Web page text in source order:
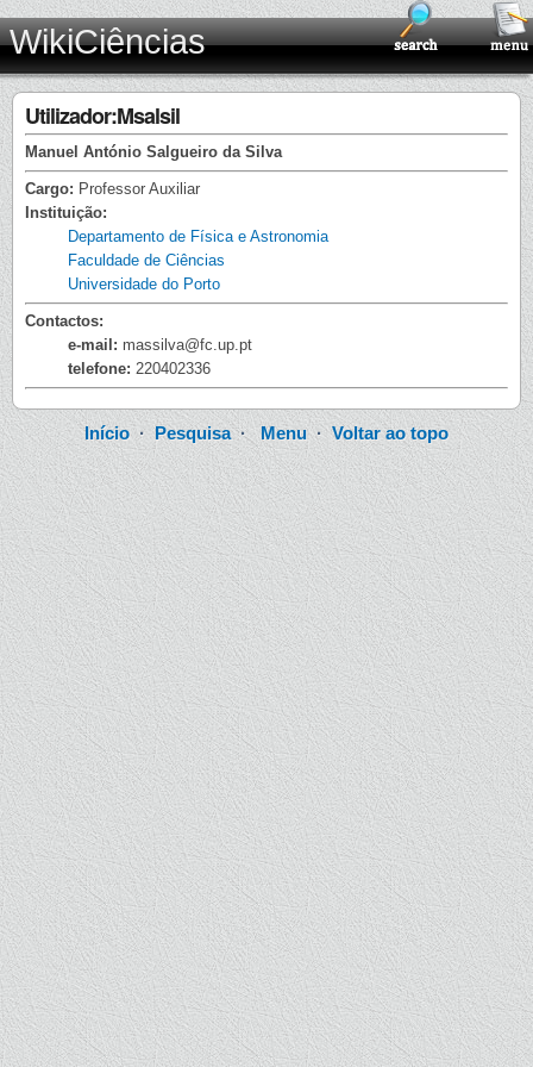
WikiCiências
Utilizador:Msalsil
Manuel António Salgueiro da Silva
Cargo: Professor Auxiliar
Instituição:
Departamento de Física e Astronomia
Faculdade de Ciências
Universidade do Porto
Contactos:
e-mail: massilva@fc.up.pt
telefone: 220402336
Início·Pesquisa·Menu·Voltar ao topo